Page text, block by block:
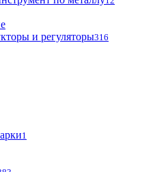
и регуляторы316
1